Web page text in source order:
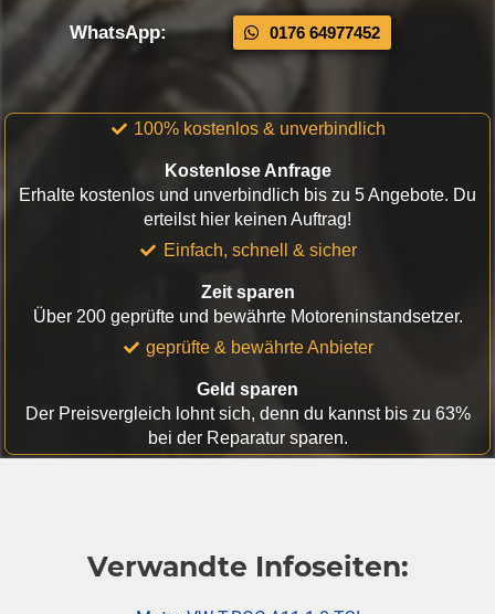
WhatsApp: 0176 64977452
100% kostenlos & unverbindlich
Kostenlose Anfrage
Erhalte kostenlos und unverbindlich bis zu 5 Angebote. Du
erteilst hier keinen Auftrag!
Einfach, schnell & sicher
Zeit sparen
Über 200 geprüfte und bewährte Motoreninstandsetzer.
geprüfte & bewährte Anbieter
Geld sparen
Der Preisvergleich lohnt sich, denn du kannst bis zu 63%
bei der Reparatur sparen.
Verwandte Infoseiten: